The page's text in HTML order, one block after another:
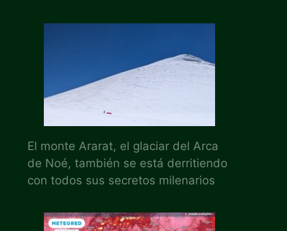
El monte Ararat, el glaciar del Arca
de Noé, también se está derritiendo
con todos sus secretos milenarios